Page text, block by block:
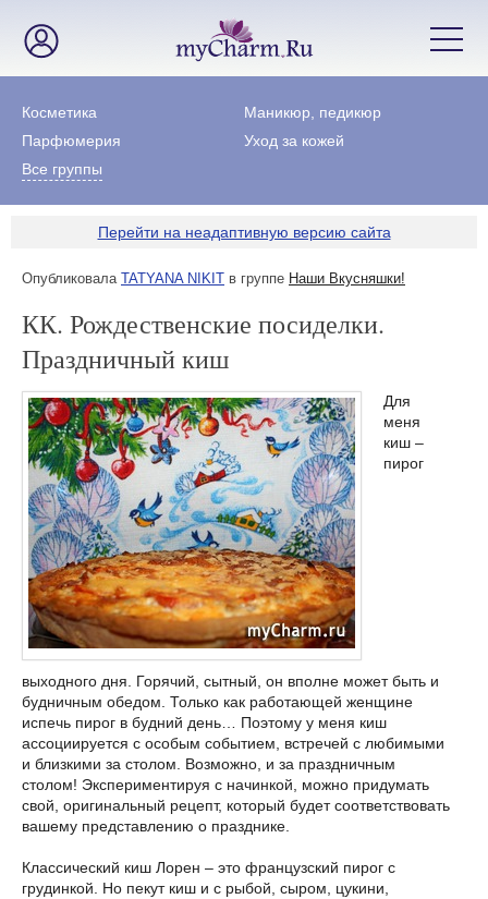
Косметика
Маникюр, педикюр
Парфюмерия
Уход за кожей
Все группы
Перейти на неадаптивную версию сайта
Опубликовала TATYANA NIKIT в группе Наши Вкусняшки!
КК. Рождественские посиделки.
Праздничный киш
Для
меня
киш –
пирог
выходного дня. Горячий, сытный, он вполне может быть и
будничным обедом. Только как работающей женщине
испечь пирог в будний день… Поэтому у меня киш
ассоциируется с особым событием, встречей с любимыми
и близкими за столом. Возможно, и за праздничным
столом! Экспериментируя с начинкой, можно придумать
свой, оригинальный рецепт, который будет соответствовать
вашему представлению о празднике.
Классический киш Лорен – это французский пирог с
грудинкой. Но пекут киш и с рыбой, сыром, цукини,